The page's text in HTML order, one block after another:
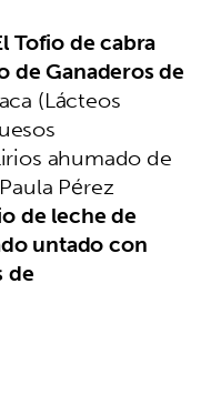
Tofio de cabra
Ganaderos de
(Lácteos
ahumado de
Pérez
de leche de
untado con
de